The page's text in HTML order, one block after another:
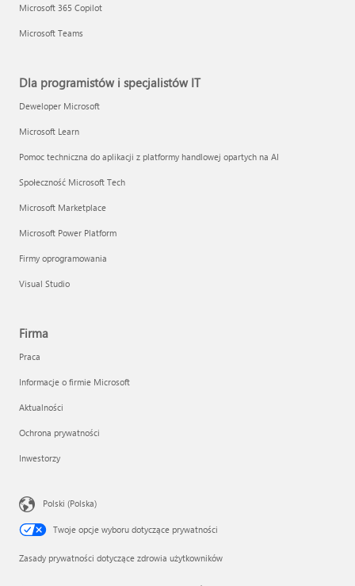
Microsoft 365 Copilot
Microsoft Teams
Dla programistów i specjalistów IT
Deweloper Microsoft
Microsoft Learn
Pomoc techniczna do aplikacji z platformy handlowej opartych na AI
Społeczność Microsoft Tech
Microsoft Marketplace
Microsoft Power Platform
Firmy oprogramowania
Visual Studio
Firma
Praca
Informacje o firmie Microsoft
Aktualności
Ochrona prywatności
Inwestorzy
Polski (Polska)
Twoje opcje wyboru dotyczące prywatności
Zasady prywatności dotyczące zdrowia użytkowników